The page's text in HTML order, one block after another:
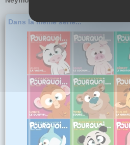
Dans la même série...